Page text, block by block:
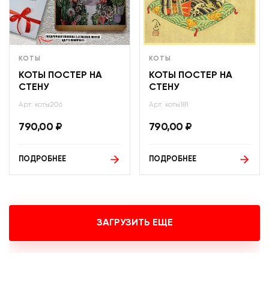
КОТЫ
КОТЫ ПОСТЕР НА
СТЕНУ
Арт: коты206
790,00 ₽
ПОДРОБНЕЕ
КОТЫ
КОТЫ ПОСТЕР НА
СТЕНУ
Арт: коты181
790,00 ₽
ПОДРОБНЕЕ
ЗАГРУЗИТЬ ЕЩЕ